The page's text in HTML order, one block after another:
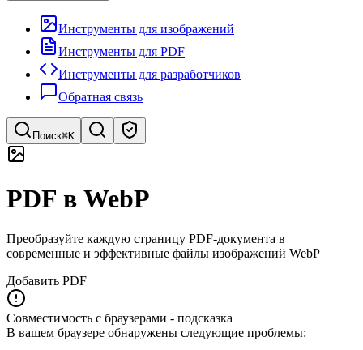
Инструменты для изображений
Инструменты для PDF
Инструменты для разработчиков
Обратная связь
Поиск⌘K
Быстрый поиск инструментов
PDF в WebP
Преобразуйте каждую страницу PDF-документа в
современные и эффективные файлы изображений WebP
Добавить PDF
Совместимость с браузерами - подсказка
В вашем браузере обнаружены следующие проблемы: